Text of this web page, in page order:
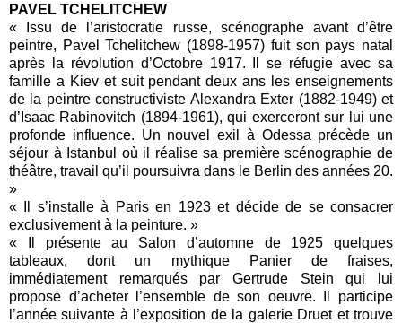
PAVEL TCHELITCHEW
« Issu de l’aristocratie russe, scénographe avant d’être
peintre, Pavel Tchelitchew (1898-1957) fuit son pays natal
après la révolution d’Octobre 1917. Il se réfugie avec sa
famille a Kiev et suit pendant deux ans les enseignements
de la peintre constructiviste Alexandra Exter (1882-1949) et
d’Isaac Rabinovitch (1894-1961), qui exerceront sur lui une
profonde influence. Un nouvel exil à Odessa précède un
séjour à Istanbul où il réalise sa première scénographie de
théâtre, travail qu’il poursuivra dans le Berlin des années 20.
»
« Il s’installe à Paris en 1923 et décide de se consacrer
exclusivement à la peinture. »
« Il présente au Salon d’automne de 1925 quelques
tableaux, dont un mythique Panier de fraises,
immédiatement remarqués par Gertrude Stein qui lui
propose d’acheter l’ensemble de son oeuvre. Il participe
l’année suivante à l’exposition de la galerie Druet et trouve